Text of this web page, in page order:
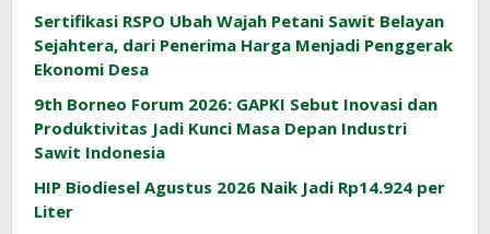
Sertifikasi RSPO Ubah Wajah Petani Sawit Belayan
Sejahtera, dari Penerima Harga Menjadi Penggerak
Ekonomi Desa
9th Borneo Forum 2026: GAPKI Sebut Inovasi dan
Produktivitas Jadi Kunci Masa Depan Industri
Sawit Indonesia
HIP Biodiesel Agustus 2026 Naik Jadi Rp14.924 per
Liter